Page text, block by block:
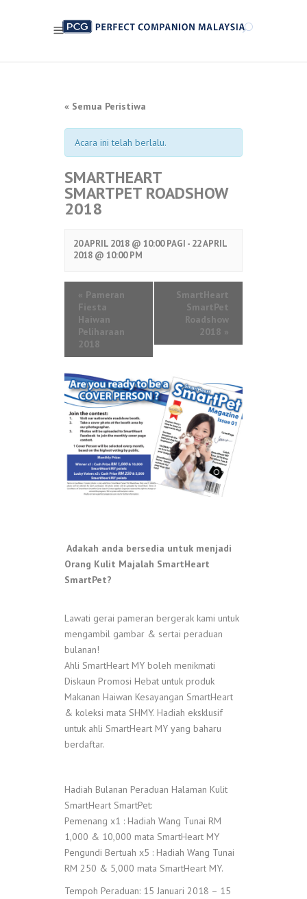
« Semua Peristiwa
Acara ini telah berlalu.
SMARTHEART
SMARTPET ROADSHOW
2018
20 APRIL 2018 @ 10:00 PAGI - 22 APRIL
2018 @ 10:00 PM
« Pameran
Fiesta
Haiwan
Peliharaan
2018
SmartHeart
SmartPet
Roadshow
2018 »
Adakah anda bersedia untuk menjadi
Orang Kulit Majalah SmartHeart
SmartPet?
Lawati gerai pameran bergerak kami untuk
mengambil gambar & sertai peraduan
bulanan!
Ahli SmartHeart MY boleh menikmati
Diskaun Promosi Hebat untuk produk
Makanan Haiwan Kesayangan SmartHeart
& koleksi mata SHMY. Hadiah eksklusif
untuk ahli SmartHeart MY yang baharu
berdaftar.
Hadiah Bulanan Peraduan Halaman Kulit
SmartHeart SmartPet:
Pemenang x1 : Hadiah Wang Tunai RM
1,000 & 10,000 mata SmartHeart MY
Pengundi Bertuah x5 : Hadiah Wang Tunai
RM 250 & 5,000 mata SmartHeart MY.
Tempoh Peraduan: 15 Januari 2018 – 15